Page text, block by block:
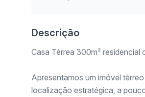
Descrição
Casa Térrea 300m²
Apresentamos um imóvel
localização estratégica, a